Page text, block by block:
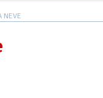
NEVE